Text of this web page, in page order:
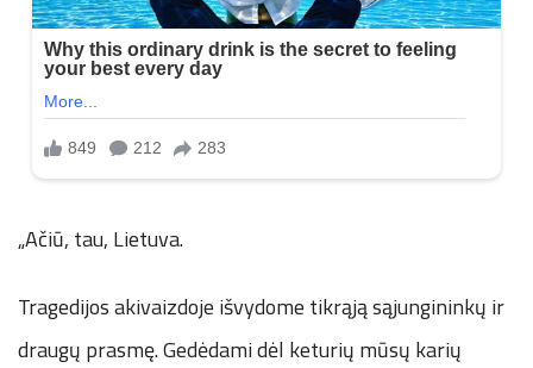
„Ačiū, tau, Lietuva.
Tragedijos akivaizdoje išvydome tikrąją sąjungininkų ir
draugų prasmę. Gedėdami dėl keturių mūsų karių